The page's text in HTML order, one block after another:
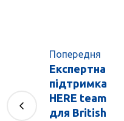
Попередня
Експертна
підтримка
HERE team
для British